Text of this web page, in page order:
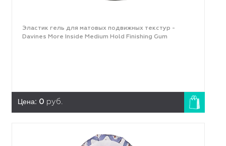
Эластик гель для матовых подвижных текстур -
Davines More Inside Medium Hold Finishing Gum
Цена: 0 руб.